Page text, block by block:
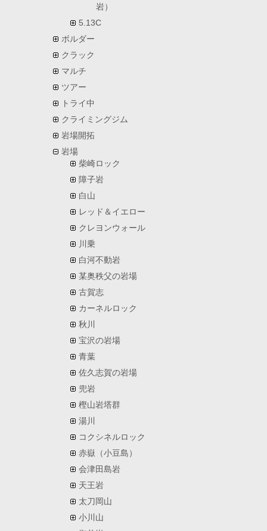
岩）
5.13C
ボルダー
クラック
マルチ
ツアー
トライ中
クライミングジム
岩場開拓
岩場
柴崎ロック
障子岩
白山
レッド＆イエロー
クレヨンウォール
川乗
白河不動岩
某奥秩父の岩場
古賀志
カーネルロック
秋川
宝沢の岩場
青葉
佐久志賀の岩場
兜岩
樫山岩塔群
湯川
コクシネルロック
赤嶽（小豆島）
会津田島岩
天王岩
太刀岡山
小川山